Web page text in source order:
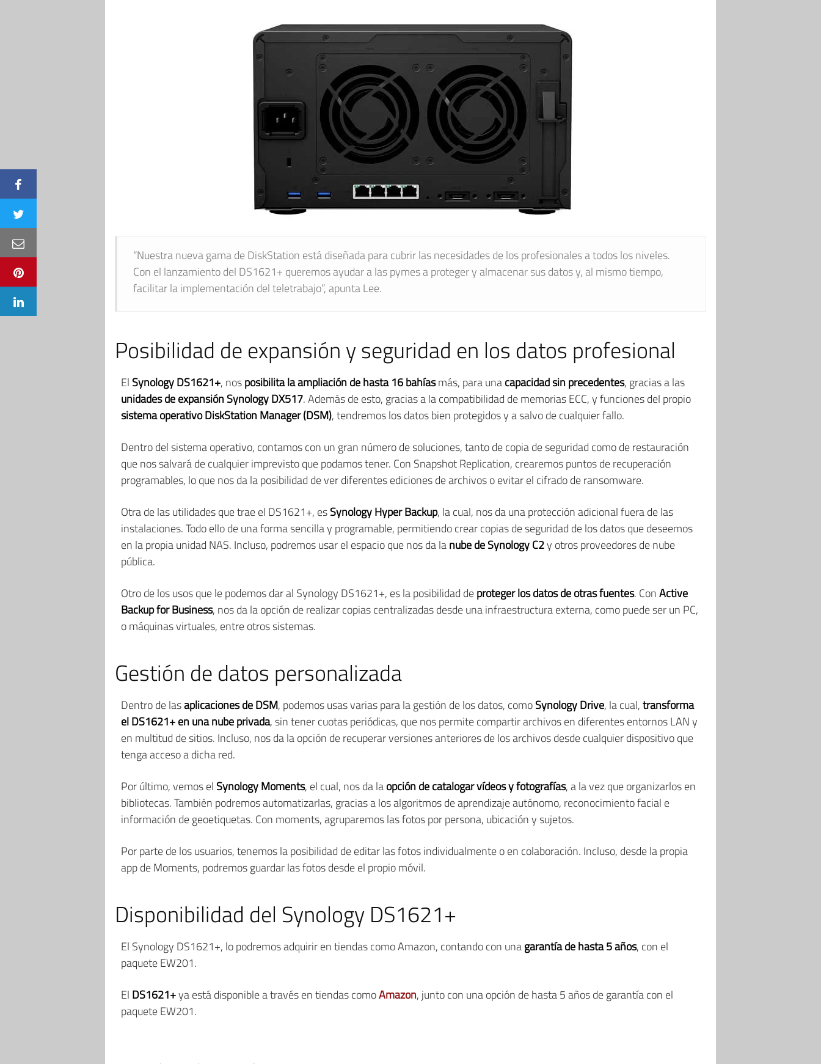
“Nuestra nueva gama de DiskStation está diseñada para cubrir las necesidades de los profesionales a todos los niveles.
Con el lanzamiento del DS1621+ queremos ayudar a las pymes a proteger y almacenar sus datos y, al mismo tiempo,
facilitar la implementación del teletrabajo”, apunta Lee.
Posibilidad de expansión y seguridad en los datos profesional
El Synology DS1621+, nosposibilita la ampliación de hasta 16 bahíasmás, para unacapacidad sin precedentes, gracias a las
unidades de expansión Synology DX517. Además de esto, gracias a la compatibilidad de memorias ECC, y funciones del propio
sistema operativo DiskStation Manager (DSM), tendremos los datos bien protegidos y a salvo de cualquier fallo.
Dentro del sistema operativo, contamos con un gran número de soluciones, tanto de copia de seguridad como de restauración
que nos salvará de cualquier imprevisto que podamos tener. Con Snapshot Replication, crearemos puntos de recuperación
programables, lo que nos da la posibilidad de ver diferentes ediciones de archivos o evitar el cifrado de ransomware.
Otra de las utilidades que trae el DS1621+, esSynology Hyper Backup, la cual, nos da una protección adicional fuera de las
instalaciones. Todo ello de una forma sencilla y programable, permitiendo crear copias de seguridad de los datos que deseemos
en la propia unidad NAS. Incluso, podremos usar el espacio que nos da lanube de Synology C2y otros proveedores de nube
pública.
Otro de los usos que le podemos dar al Synology DS1621+, es la posibilidad deproteger los datos de otras fuentes. ConActive
Backup for Business, nos da la opción de realizar copias centralizadas desde una infraestructura externa, como puede ser un PC,
o máquinas virtuales, entre otros sistemas.
Gestión de datos personalizada
Dentro de lasaplicaciones de DSM, podemos usas varias para la gestión de los datos, comoSynology Drive, la cual,transforma
el DS1621+ en una nube privada, sin tener cuotas periódicas, que nos permite compartir archivos en diferentes entornos LAN y
en multitud de sitios. Incluso, nos da la opción de recuperar versiones anteriores de los archivos desde cualquier dispositivo que
tenga acceso a dicha red.
Por último, vemos el Synology Moments, el cual, nos da laopción de catalogar vídeos y fotografías, a la vez que organizarlos en
bibliotecas. También podremos automatizarlas, gracias a los algoritmos de aprendizaje autónomo, reconocimiento facial e
información de geoetiquetas. Con moments, agruparemos las fotos por persona, ubicación y sujetos.
Por parte de los usuarios, tenemos la posibilidad de editar las fotos individualmente o en colaboración. Incluso, desde la propia
app de Moments, podremos guardar las fotos desde el propio móvil.
Disponibilidad del Synology DS1621+
El Synology DS1621+, lo podremos adquirir en tiendas como Amazon, contando con unagarantía de hasta 5 años, con el
paquete EW201.
El DS1621+ya está disponible a través en tiendas comoAmazon, junto con una opción de hasta 5 años de garantía con el
paquete EW201.